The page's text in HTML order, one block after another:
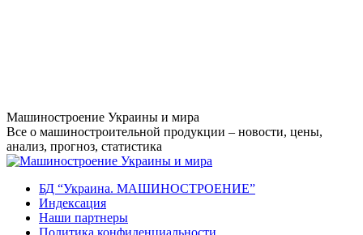
Перейти
к
содержанию
Машиностроение Украины и мира
Все о машиностроительной продукции – новости, цены,
анализ, прогноз, статистика
БД “Украина. МАШИНОСТРОЕНИЕ”
Индекcация
Наши партнеры
Политика конфиденциальности